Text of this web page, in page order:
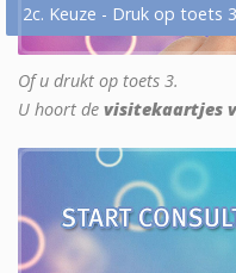
2c. Keuze - Druk op toets
Of u drukt op toets 3.
U hoort de visitekaartjes